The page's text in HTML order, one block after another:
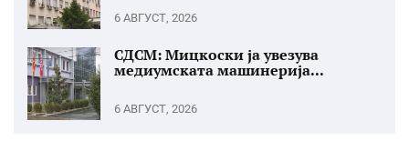
6 АВГУСТ, 2026
СДСМ: Мицкоски ја увезува
медиумската машинерија...
6 АВГУСТ, 2026